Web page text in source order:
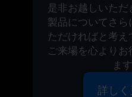
是非お越しいただ
製品についてさ
ただければと考
ご来場を心よりお
ま
詳しく